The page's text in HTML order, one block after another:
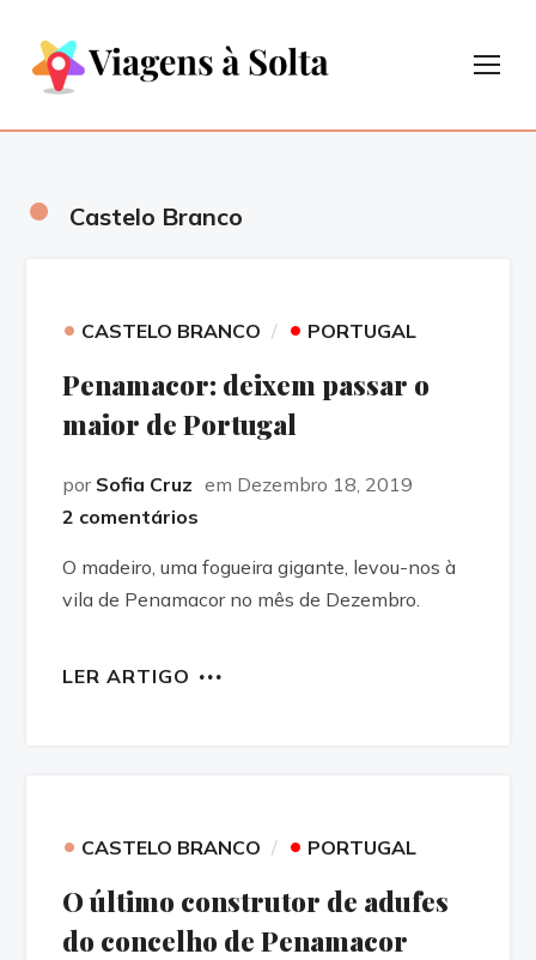
• Castelo Branco
• CASTELO BRANCO • PORTUGAL
Penamacor: deixem passar o
maior de Portugal
por Sofia Cruz em Dezembro 18, 2019
2 comentários
O madeiro, uma fogueira gigante, levou-nos à
vila de Penamacor no mês de Dezembro.
LER ARTIGO
• CASTELO BRANCO • PORTUGAL
O último construtor de adufes
do concelho de Penamacor